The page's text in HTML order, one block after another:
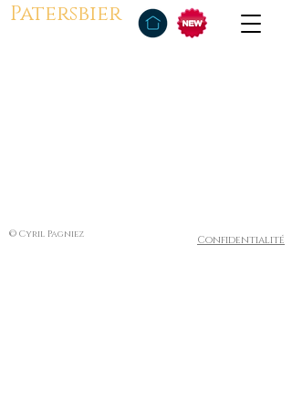
Patersbier
© Cyril Pagniez Confidentialité